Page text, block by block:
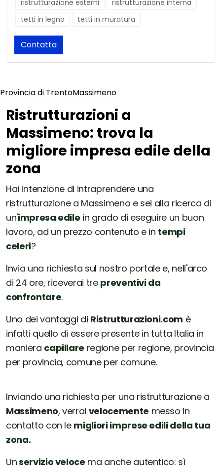
ristrutturazione esterni
ristrutturazione interna
tetti in legno
tetti in muratura
Contatta
Provincia di TrentoMassimeno
Ristrutturazioni a
Massimeno: trova la
migliore impresa edile della
zona
Hai intenzione di intraprendere una
ristrutturazione a Massimeno e sei alla ricerca di
un'impresa edile in grado di eseguire un buon
lavoro, ad un prezzo contenuto e in tempi
celeri?
Invia una richiesta sul nostro portale e, nell'arco
di 24 ore, riceverai tre preventivi da
confrontare.
Uno dei vantaggi di Ristrutturazioni.com è
infatti quello di essere presente in tutta Italia in
maniera capillare regione per regione, provincia
per provincia, comune per comune.
Inviando una richiesta per una ristrutturazione a
Massimeno, verrai velocemente messo in
contatto con le migliori imprese edili della tua
zona.
Unservizio veloce ma anche autentico: sì